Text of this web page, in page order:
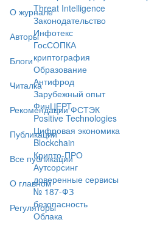
О журнале
Авторы
Блоги
Читалка
Рекомендации ФСТЭК
Публикации
Все публикации
О главном
Регуляторы
Threat Intelligence
Законодательство
Инфотекс
ГосСОПКА
криптография
Образование
Антифрод
Зарубежный опыт
ФинЦЕРТ
Positive Technologies
Цифровая экономика
Blockchain
Крипто-ПРО
Аутсорсинг
доверенные сервисы
№ 187-ФЗ
безопасность
Облака